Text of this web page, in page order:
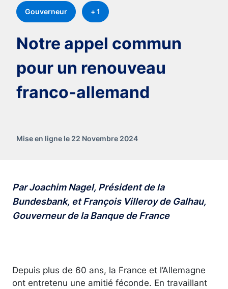
Gouverneur + 1
Notre appel commun
pour un renouveau
franco-allemand
Mise en ligne le 22 Novembre 2024
Par Joachim Nagel, Président de la
Bundesbank, et François Villeroy de Galhau,
Gouverneur de la Banque de France
Depuis plus de 60 ans, la France et l’Allemagne
ont entretenu une amitié féconde. En travaillant